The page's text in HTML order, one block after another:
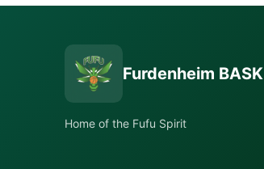
Furdenheim BASK
Home of the Fufu Spirit